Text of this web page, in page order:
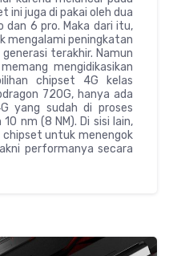
ini juga di pakai oleh dua
dan 6 pro. Maka dari itu,
mengalami peningkatan
terakhir. Namun
mengidikasikan
chipset 4G kelas
720G, hanya ada
yang sudah di proses
nm (8 NM). Di sisi lain,
chipset untuk menengok
performanya secara